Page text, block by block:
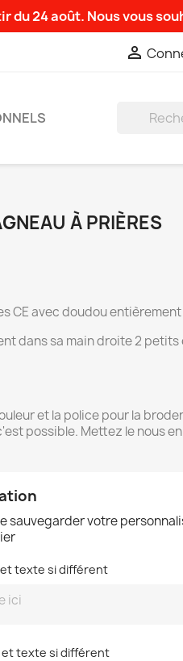
24 août. Nous vous

À PRIÈRES
CE avec doudou
dans sa main droite 2
et la police pour la
possible. Mettez le nous
sauvegarder votre
et texte si différent
et texte si différent